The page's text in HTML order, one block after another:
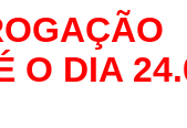
O DIA